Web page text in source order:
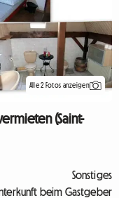
Alle 2 Fotos anzeigen
(Saint-
Sonstiges
beim Gastgeber